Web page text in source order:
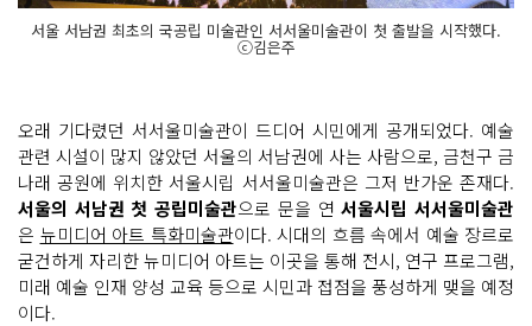
서울 서남권 최초의 국공립 미술관인 서서울미술관이 첫 출발을 시작했다.
ⓒ김은주
오래 기다렸던 서서울미술관이 드디어 시민에게 공개되었다. 예술
관련 시설이 많지 않았던 서울의 서남권에 사는 사람으로, 금천구 금
나래 공원에 위치한 서울시립 서서울미술관은 그저 반가운 존재다.
서울의 서남권 첫 공립미술관으로 문을 연서울시립 서서울미술관
은 뉴미디어 아트 특화미술관이다. 시대의 흐름 속에서 예술 장르로
굳건하게 자리한 뉴미디어 아트는 이곳을 통해 전시, 연구 프로그램,
미래 예술 인재 양성 교육 등으로 시민과 접점을 풍성하게 맺을 예정
이다.